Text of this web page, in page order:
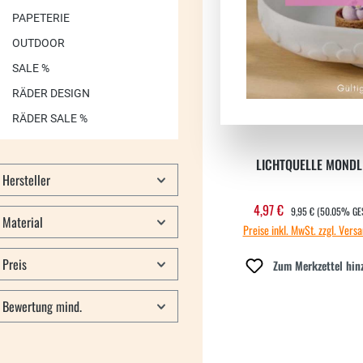
PAPETERIE
OUTDOOR
SALE %
RÄDER DESIGN
RÄDER SALE %
Hersteller
Material
Preis
Bewertung mind.
LICHTQUELLE
Verkaufspreis:
4,97 € REGULÄRER PREIS:
9,95 €(50.05%
Preise inkl. MwSt. zzgl.
Zum Merkzettel